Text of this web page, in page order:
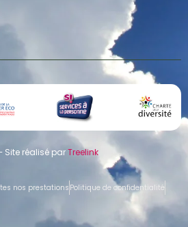
Site réalisé parTreelink
nos prestations Politique de confidentialité